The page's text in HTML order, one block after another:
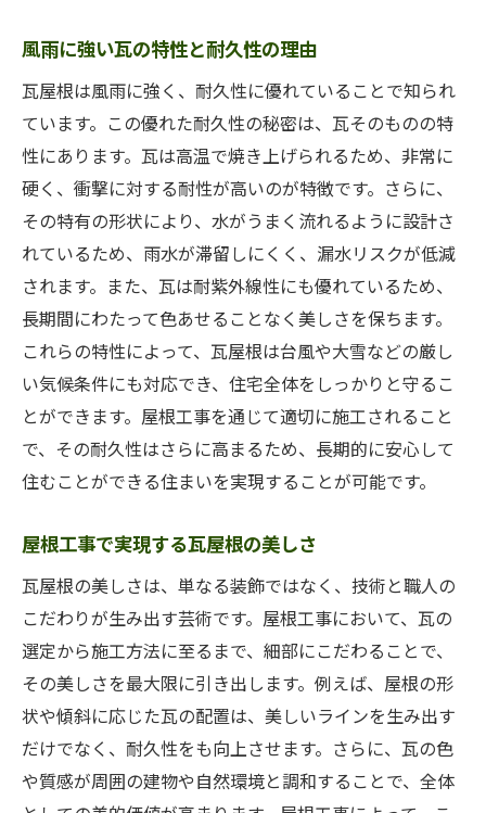
施工前に知っておきたい瓦の基礎知識
安全で確実な瓦屋根工事のためのガイドラ
イン
屋根工事で失敗しないための瓦の選び方
施工業者選びのポイントと注意点
瓦屋根で家を守る！屋根工事がもたらす耐久性
の真実
瓦屋根の耐久性が家を守る理由
屋根工事で強固な瓦屋根を作る方法
瓦屋根の耐久性を高める施工のコツ
耐久性を左右する瓦の質と工事の技術
屋根工事後の定期点検で長寿命を実現
瓦屋根の耐久性を確保するための工事手法
寿命化の秘訣
瓦屋根のメンテナンス方法とその重要性
長寿命化のための定期点検とメンテナンス
屋根工事後のメンテナンス計画の立て方
瓦屋根を長持ちさせるための日常の手入れ
メンテナンスを怠らないことで防げるトラ
ブル
瓦屋根の寿命を延ばすためのメンテナンス
風雨に強い瓦の特性と耐久性の理由
瓦屋根は風雨に強く、耐久性に優れていることで知られ
ています。この優れた耐久性の秘密は、瓦そのものの特
性にあります。瓦は高温で焼き上げられるため、非常に
硬く、衝撃に対する耐性が高いのが特徴です。さらに、
その特有の形状により、水がうまく流れるように設計さ
れているため、雨水が滞留しにくく、漏水リスクが低減
されます。また、瓦は耐紫外線性にも優れているため、
長期間にわたって色あせることなく美しさを保ちます。
これらの特性によって、瓦屋根は台風や大雪などの厳し
い気候条件にも対応でき、住宅全体をしっかりと守るこ
とができます。屋根工事を通じて適切に施工されること
で、その耐久性はさらに高まるため、長期的に安心して
住むことができる住まいを実現することが可能です。
屋根工事で実現する瓦屋根の美しさ
瓦屋根の美しさは、単なる装飾ではなく、技術と職人の
こだわりが生み出す芸術です。屋根工事において、瓦の
選定から施工方法に至るまで、細部にこだわることで、
その美しさを最大限に引き出します。例えば、屋根の形
状や傾斜に応じた瓦の配置は、美しいラインを生み出す
だけでなく、耐久性をも向上させます。さらに、瓦の色
や質感が周囲の建物や自然環境と調和することで、全体